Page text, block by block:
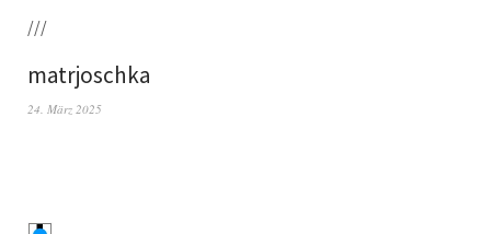
///
matrjoschka
24. März 2025